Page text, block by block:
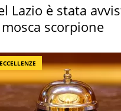
Lazio è stata
scorpione
ECCELLENZE